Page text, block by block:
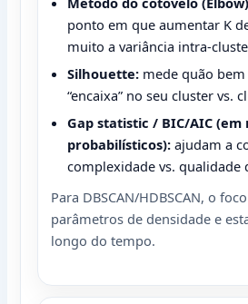
ponto em que aumentar K
muito a variância intra-
Silhouette: mede quão
“encaixa” no seu cluster vs.
Gap statistic / BIC/AIC (em
probabilísticos): ajudam a
complexidade vs. qualidade
Para DBSCAN/HDBSCAN, o
parâmetros de densidade e
longo do tempo.